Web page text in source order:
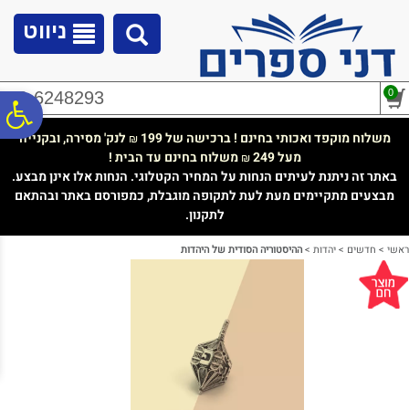
נגישות
ניווט
02-6248293 0
משלוח מוקפד ואכותי בחינם ! ברכישה של 199 ₪ לנק' מסירה, ובקנייה
מעל 249
₪משלוח בחינם עד הבית !
באתר זה ניתנת לעיתים הנחות על המחיר הקטלוגי. הנחות אלו אינן מבצע.
מבצעים מתקיימים מעת לעת לתקופה מוגבלת, כמפורסם באתר ובהתאם
לתקנון.
ראשי > חדשים >יהדות >ההיסטוריה הסודית של היהדות